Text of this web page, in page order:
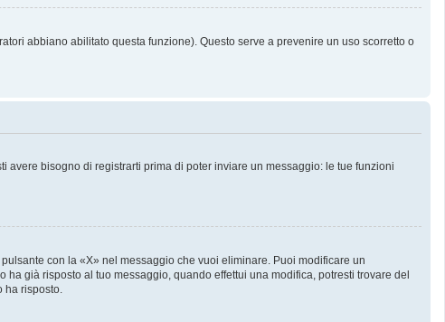
abbiano abilitato questa funzione). Questo serve a prevenire un uso scorretto o
avere bisogno di registrarti prima di poter inviare un messaggio: le tue funzioni
con la «X» nel messaggio che vuoi eliminare. Puoi modificare un
già risposto al tuo messaggio, quando effettui una modifica, potresti trovare del
ha risposto.